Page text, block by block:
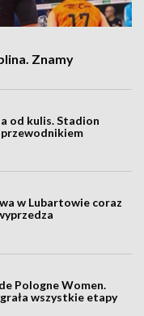
Znamy
od kulis. Stadion
przewodnikiem
w Lubartowie coraz
Pologne Women.
wszystkie etapy